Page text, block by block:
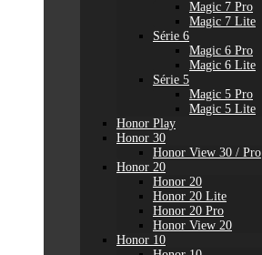
Magic 7 Pro
Magic 7 Lite
Série 6
Magic 6 Pro
Magic 6 Lite
Série 5
Magic 5 Pro
Magic 5 Lite
Honor Play
Honor 30
Honor View 30 / Pro
Honor 20
Honor 20
Honor 20 Lite
Honor 20 Pro
Honor View 20
Honor 10